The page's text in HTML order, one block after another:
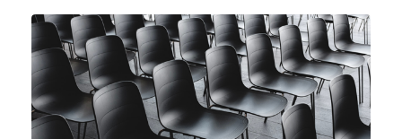
i
o
n